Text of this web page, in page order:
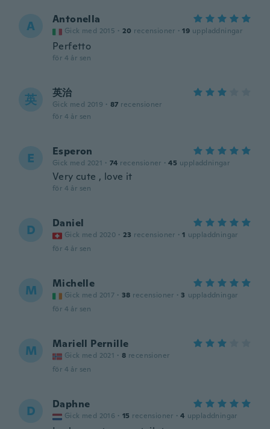
A Antonella
Gick med 2015 · 20 recensioner · 19 uppladdningar
Perfetto
för 4 år sen
英 英治
Gick med 2019 · 87 recensioner
för 4 år sen
E Esperon
Gick med 2021 · 74 recensioner · 45 uppladdningar
Very cute , love it
för 4 år sen
D Daniel
Gick med 2020 · 23 recensioner · 1 uppladdningar
för 4 år sen
M Michelle
Gick med 2017 · 38 recensioner · 3 uppladdningar
för 4 år sen
M Mariell Pernille
Gick med 2021 · 8 recensioner
för 4 år sen
D Daphne
Gick med 2016 · 15 recensioner · 4 uppladdningar